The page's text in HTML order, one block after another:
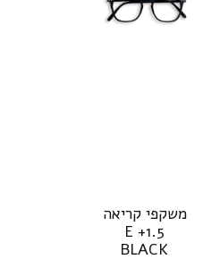
משקפי קריאה
1.5+ E
BLACK